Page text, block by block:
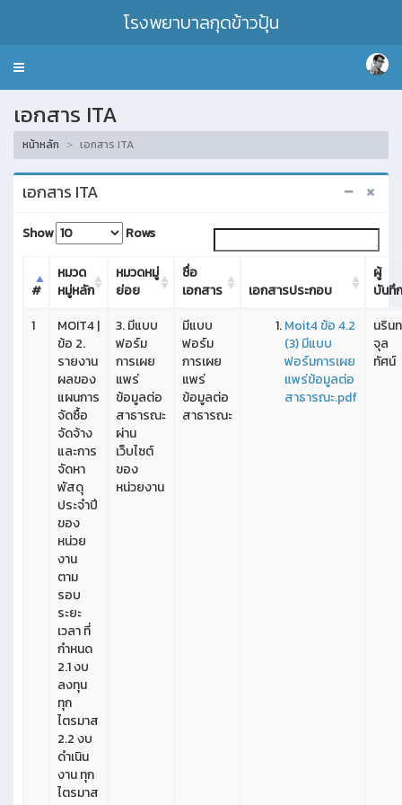
โรงพยาบาลกุดข้าวปุ้น
Toggle
เอกสาร ITA
หน้าหลัก เอกสาร ITA
เอกสาร ITA
Show Rows
#
หมวด
หมู่หลัก
หมวดหมู่
ย่อย
ชื่อ
เอกสาร
เอกสารประกอบ
ผู้
บันทึก
1
MOIT4 |
ข้อ 2.
รายงาน
ผลของ
แผนการ
จัดซื้อ
จัดจ้าง
และการ
จัดหา
พัสดุ
ประจำปี
ของ
หน่วย
งาน
ตาม
รอบ
ระยะ
เวลา ที่
กำหนด
2.1 งบ
ลงทุน
ทุก
ไตรมาส
2.2 งบ
ดำเนิน
งาน ทุก
ไตรมาส
3. มีแบบ
ฟอร์ม
การเผย
แพร่
ข้อมูลต่อ
สาธารณะ
ผ่าน
เว็บไซต์
ของ
หน่วยงาน
มีแบบ
ฟอร์ม
การเผย
แพร่
ข้อมูลต่อ
สาธารณะ
Moit4 ข้อ 4.2
(3) มีแบบ
ฟอร์มการเผย
แพร่ข้อมูลต่อ
สาธารณะ.pdf
นริน
จุล
ทัศน์